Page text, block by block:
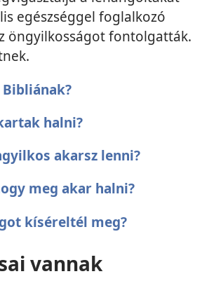
egészséggel foglalkozó
öngyilkosságot fontolgatták.
halni?
akarsz lenni?
meg akar halni?
kíséreltél meg?
vannak